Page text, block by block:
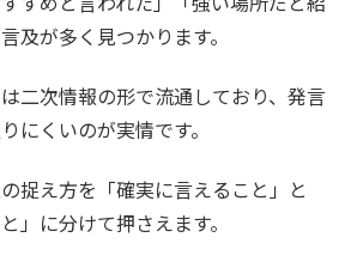
及が多く見つかります。
二次情報の形で流通しており、発言
にくいのが実情です。
捉え方を「確実に言えること」と
」に分けて押さえます。